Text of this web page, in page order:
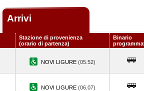
Arrivi
Stazione di provenienza
(orario di partenza)
Binario
NOVI LIGURE (05.52)
NOVI LIGURE (06.07)